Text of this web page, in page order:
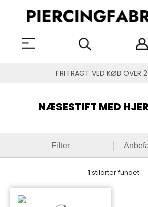
FRI FRAGT VED KØB OVER
NÆSESTIFT MED
Filter
1 stilarter fundet